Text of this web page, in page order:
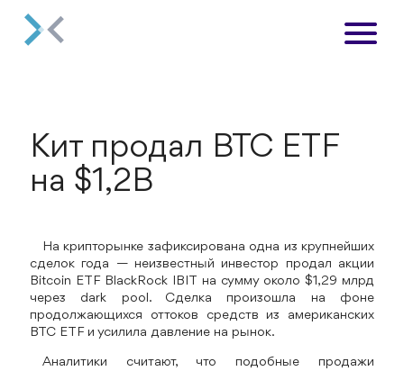
Кит продал BTC ETF
на $1,2B
На крипторынке зафиксирована одна из крупнейших
сделок года — неизвестный инвестор продал акции
Bitcoin ETF BlackRock IBIT на сумму около $1,29 млрд
через dark pool. Сделка произошла на фоне
продолжающихся оттоков средств из американских
BTC ETF и усилила давление на рынок.
Аналитики считают, что подобные продажи